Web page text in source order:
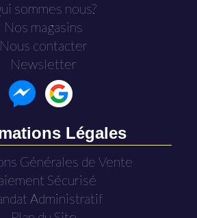
sommes nous?
Nos magasins
Nous contacter
Newsletter
Légales
Générales de Vente
Sécurisé
Administratif